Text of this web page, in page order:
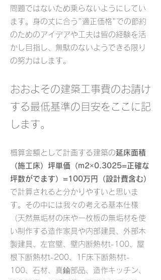
問題ではないため乗らないようにしてい
ます。身の丈に合う"適正価格"での節約
のためのアイデアや工夫は皆の経験を活
かし目指し、無駄のないようできる限り
の努力はします。
おおよその建築工事費のお請け
する最低基準の目安をここに記
します。
概算金額として計画する建築の延床面積
（施工床）坪単価（m2×0.3025=正確な
坪数がでます）=100万円（設計費含む）
で計算されると分かりやすいと思いま
す。その中には我々の考える基本仕様
（天然無垢材の床や一枚板の無垢材を使
い制作する造作家具や内部建具、外部木
製建具、左官壁、壁内断熱材t-100、屋
根下断熱材t-200、1F床下断熱材t-
100、石材、真鍮部品、造作キッチン、